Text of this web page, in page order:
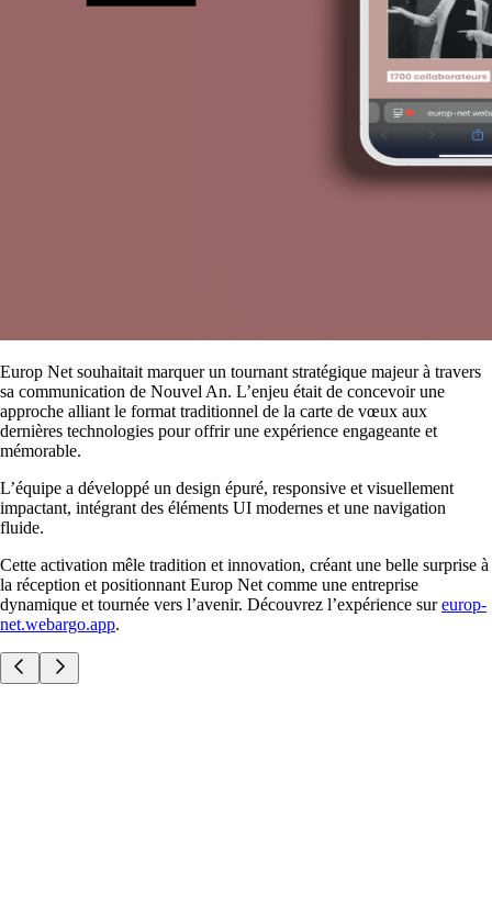
Europ Net souhaitait marquer un tournant stratégique majeur à travers
sa communication de Nouvel An. L’enjeu était de concevoir une
approche alliant le format traditionnel de la carte de vœux aux
dernières technologies pour offrir une expérience engageante et
mémorable.
L’équipe a développé un design épuré, responsive et visuellement
impactant, intégrant des éléments UI modernes et une navigation
fluide.
Cette activation mêle tradition et innovation, créant une belle surprise à
la réception et positionnant Europ Net comme une entreprise
dynamique et tournée vers l’avenir. Découvrez l’expérience sureurop-
net.webargo.app.